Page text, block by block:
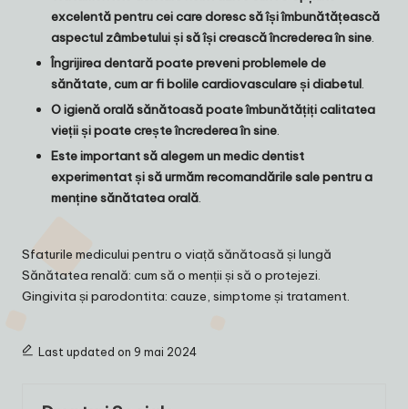
excelentă pentru cei care doresc să își îmbunătățească
aspectul zâmbetului și să își crească încrederea în sine.
Îngrijirea dentară poate preveni problemele de
sănătate, cum ar fi bolile cardiovasculare și diabetul.
O igienă orală sănătoasă poate îmbunătățiți calitatea
vieții și poate crește încrederea în sine.
Este important să alegem un medic dentist
experimentat și să urmăm recomandările sale pentru a
menține sănătatea orală.
Sfaturile medicului pentru o viață sănătoasă și lungă
Sănătatea renală: cum să o menții și să o protejezi.
Gingivita și parodontita: cauze, simptome și tratament.
Last updated on 9 mai 2024